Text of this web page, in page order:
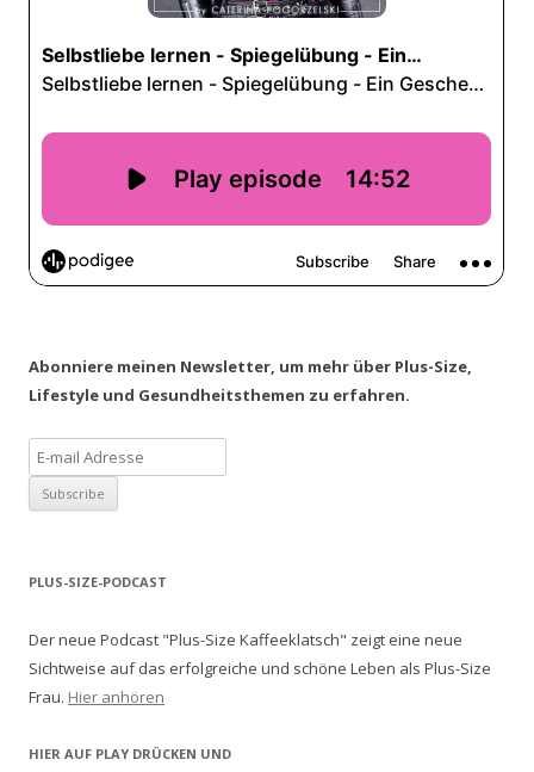
Abonniere meinen Newsletter, um mehr über Plus-Size,
Lifestyle und Gesundheitsthemen zu erfahren.
PLUS-SIZE-PODCAST
Der neue Podcast "Plus-Size Kaffeeklatsch" zeigt eine neue
Sichtweise auf das erfolgreiche und schöne Leben als Plus-Size
Frau. Hier anhören
HIER AUF PLAY DRÜCKEN UND